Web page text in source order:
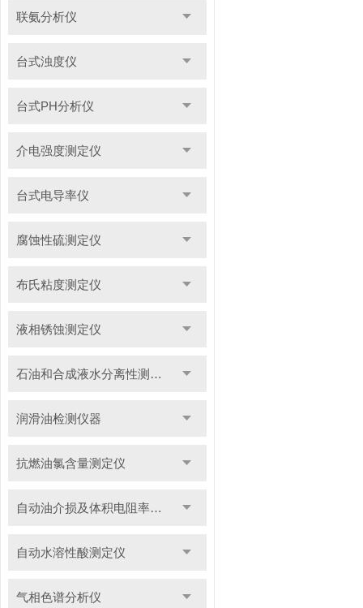
联氨分析仪
台式浊度仪
台式PH分析仪
介电强度测定仪
台式电导率仪
腐蚀性硫测定仪
布氏粘度测定仪
液相锈蚀测定仪
石油和合成液水分离性测定仪
润滑油检测仪器
抗燃油氯含量测定仪
自动油介损及体积电阻率测定仪
自动水溶性酸测定仪
气相色谱分析仪